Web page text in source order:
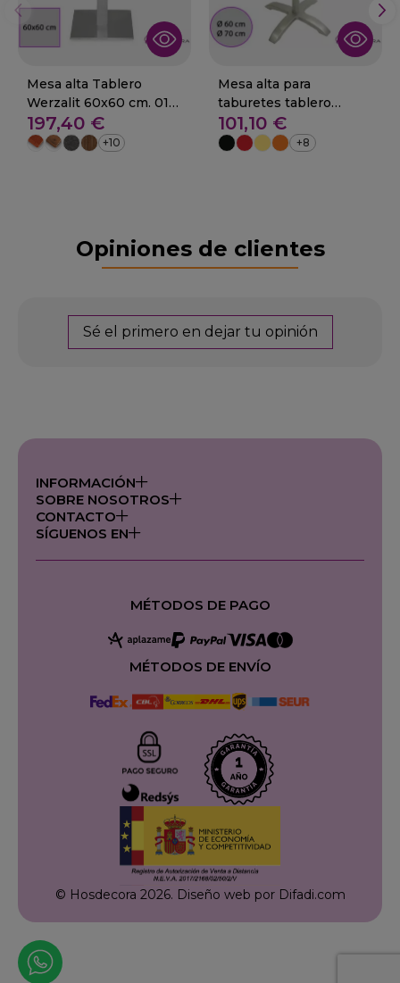
Mesa alta Tablero
Werzalit 60x60 cm. 01-
CORBERA
197,40 €
+10
Mesa alta para
taburetes tablero
werzalit 29-Torreon
mate
101,10 €
+8
Opiniones de clientes
Sé el primero en dejar tu opinión
INFORMACIÓN
SOBRE NOSOTROS
CONTACTO
SÍGUENOS EN
MÉTODOS DE PAGO
MÉTODOS DE ENVÍO
© Hosdecora 2026. Diseño web por Difadi.com